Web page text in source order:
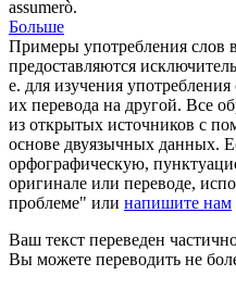
assumerò.
Больше
Примеры употребления слов
предоставляются
е. для изучения
их перевода на другой. Все
из открытых источников с
основе двуязычных данных.
орфографическую,
оригинале или переводе,
проблеме" или напишите нам
Ваш текст переведен
Вы можете переводить не